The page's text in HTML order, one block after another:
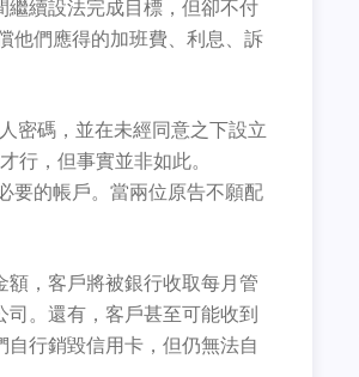
繼續設法完成目標，但卻不付
他們應得的加班費、利息、訴
密碼，並在未經同意之下設立
行，但事實並非如此。
要的帳戶。當兩位原告不願配
額，客戶將被銀行收取每月管
。還有，客戶甚至可能收到
行銷毀信用卡，但仍無法自